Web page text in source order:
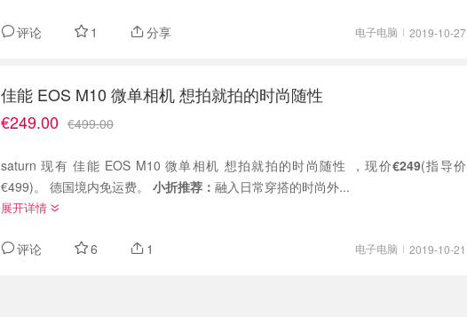
评论 1 分享 电子电脑 2019-10-27
佳能 EOS M10 微单相机 想拍就拍的时尚随性
€249.00 €499.00
saturn 现有 佳能 EOS M10 微单相机 想拍就拍的时尚随性 ，现价€249(指导价
€499)。 德国境内免运费。 小折推荐： 融入日常穿搭的时尚外...
展开详情
评论 6 1 电子电脑 2019-10-21